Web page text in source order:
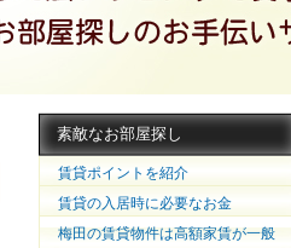
素敵なお部屋探し
賃貸ポイントを紹介
賃貸の入居時に必要なお金
梅田の賃貸物件は高額家賃が一般